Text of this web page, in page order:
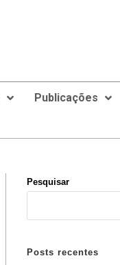
Publicações
Pesquisar
Posts recentes